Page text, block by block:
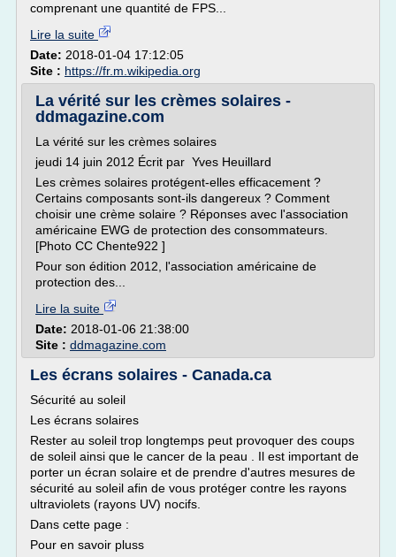
comprenant une quantité de FPS...
Lire la suite
Date: 2018-01-04 17:12:05
Site : https://fr.m.wikipedia.org
La vérité sur les crèmes solaires -
ddmagazine.com
La vérité sur les crèmes solaires
jeudi 14 juin 2012 Écrit par Yves Heuillard
Les crèmes solaires protégent-elles efficacement ?
Certains composants sont-ils dangereux ? Comment
choisir une crème solaire ? Réponses avec l'association
américaine EWG de protection des consommateurs.
[Photo CC Chente922 ]
Pour son édition 2012, l'association américaine de
protection des...
Lire la suite
Date: 2018-01-06 21:38:00
Site : ddmagazine.com
Les écrans solaires - Canada.ca
Sécurité au soleil
Les écrans solaires
Rester au soleil trop longtemps peut provoquer des coups
de soleil ainsi que le cancer de la peau . Il est important de
porter un écran solaire et de prendre d'autres mesures de
sécurité au soleil afin de vous protéger contre les rayons
ultraviolets (rayons UV) nocifs.
Dans cette page :
Pour en savoir pluss